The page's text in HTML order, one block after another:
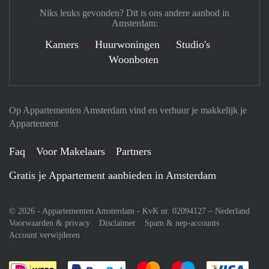
Op Appartementen Amsterdam vind en verhuur je makkelijk je
Appartement
Faq Voor Makelaars
Partners
Gratis je Appartement aanbieden in Amsterdam
© 2026 - Appartementen Amsterdam - KvK nr. 02094127 – Nederland
Voorwaarden & privacy
Disclaimer
Spam & nep-accounts
Account verwijderen
Niks leuks gevonden? Dit is ons andere aanbod in
Amsterdam:
Kamers Huurwoningen
Studio's
Woonboten